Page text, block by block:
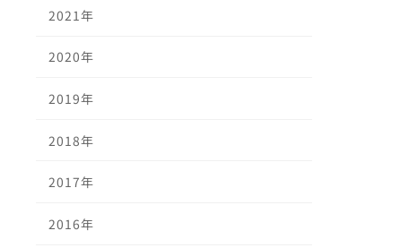
2021年
2020年
2019年
2018年
2017年
2016年